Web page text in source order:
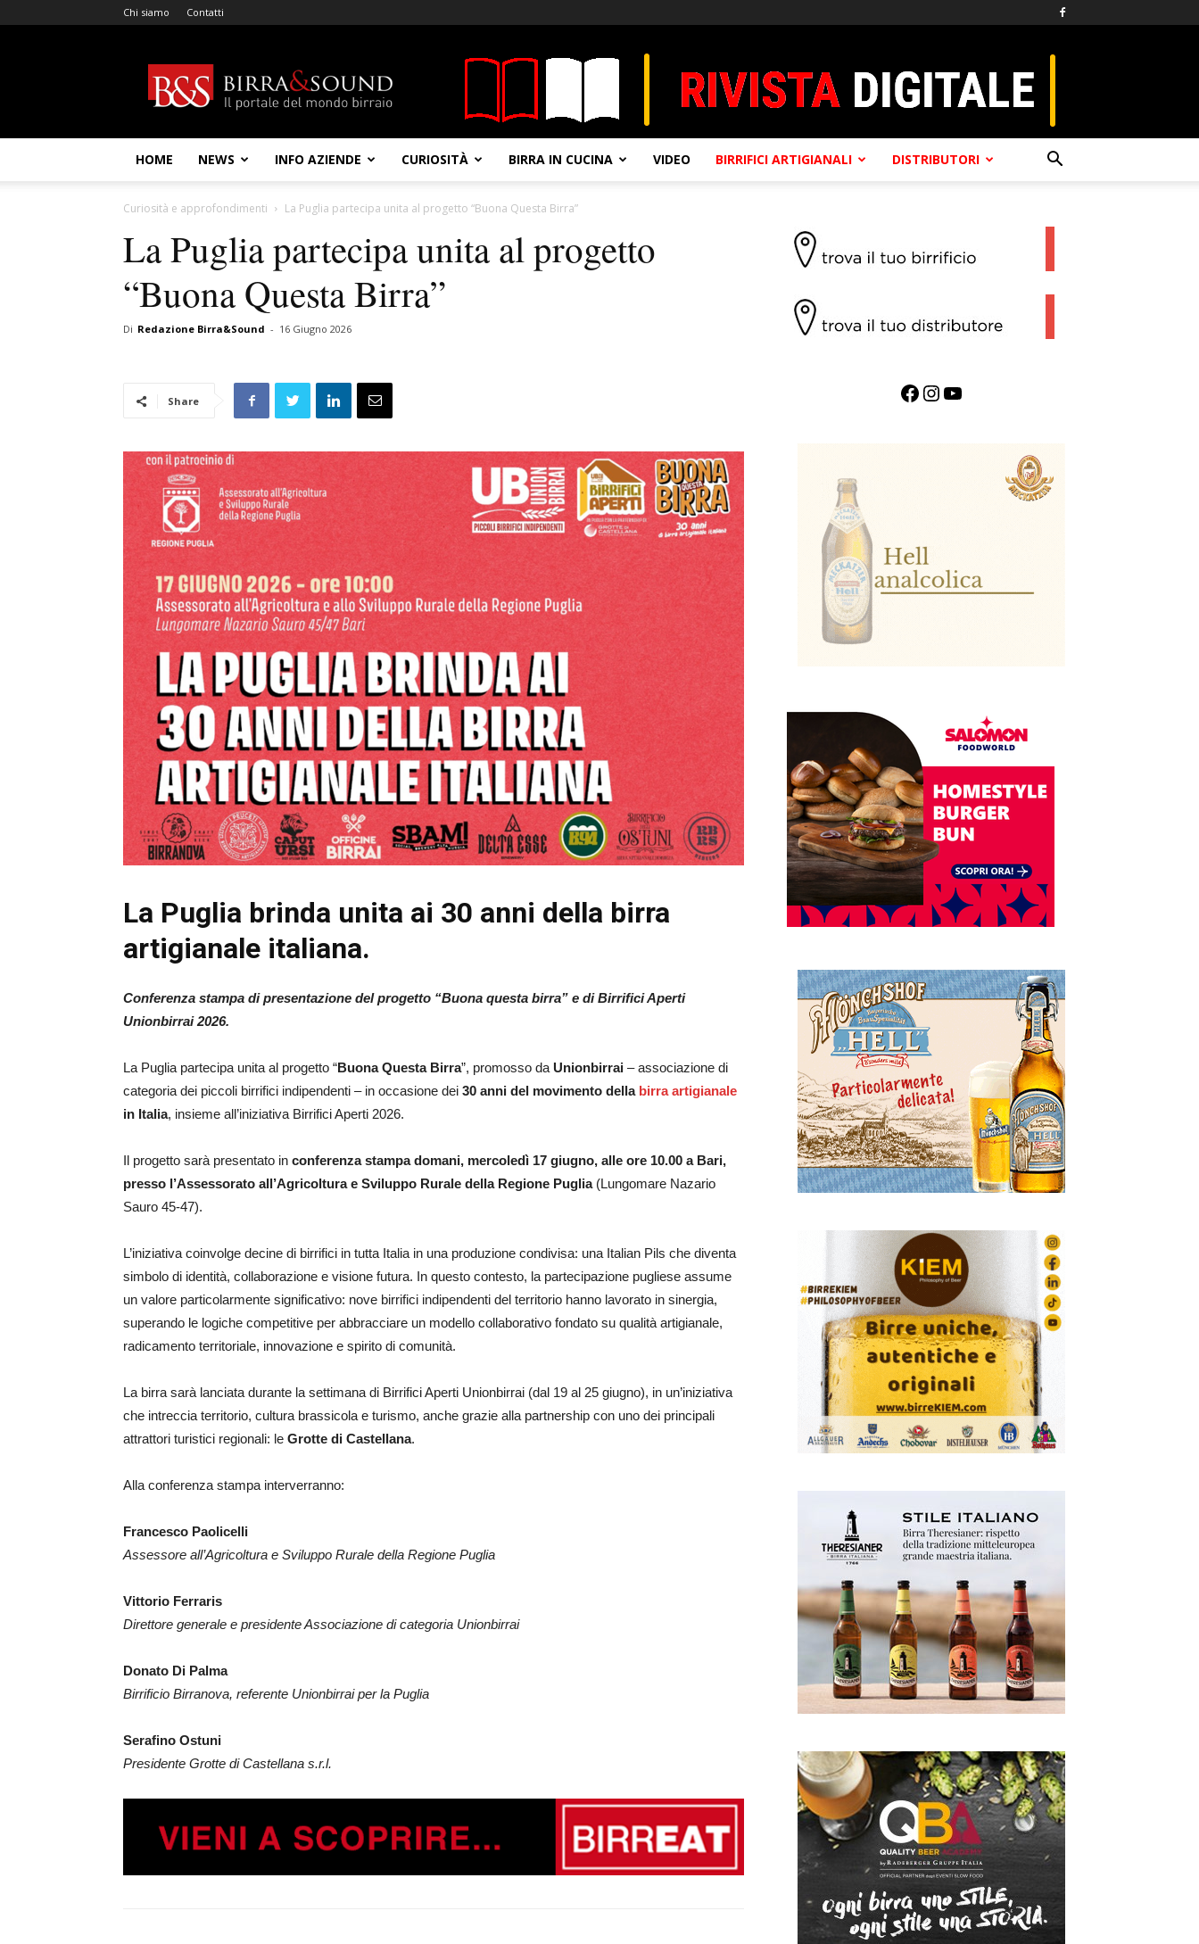
Chi siamo Contatti
&
Sound
HOME NEWS INFO AZIENDE CURIOSITÀ BIRRA IN CUCINA VIDEO BIRRIFICI ARTIGIANALI DISTRIBUTORI
Curiosità e approfondimenti La Puglia partecipa unita al progetto “Buona Questa Birra”
La Puglia partecipa unita al progetto
“Buona Questa Birra”
Di Redazione Birra&Sound - 16 Giugno 2026
Share
La Puglia brinda unita ai 30 anni della birra
artigianale italiana.
Conferenza stampa di presentazione del progetto “Buona questa birra” e di Birrifici Aperti
Unionbirrai 2026.
La Puglia partecipa unita al progetto “Buona Questa Birra”, promosso da Unionbirrai – associazione di
categoria dei piccoli birrifici indipendenti – in occasione dei 30 anni del movimento della birra artigianale
in Italia, insieme all’iniziativa Birrifici Aperti 2026.
Il progetto sarà presentato in conferenza stampa domani, mercoledì 17 giugno, alle ore 10.00 a Bari,
presso l’Assessorato all’Agricoltura e Sviluppo Rurale della Regione Puglia(Lungomare Nazario
Sauro 45-47).
L’iniziativa coinvolge decine di birrifici in tutta Italia in una produzione condivisa: una Italian Pils che diventa
simbolo di identità, collaborazione e visione futura. In questo contesto, la partecipazione pugliese assume
un valore particolarmente significativo: nove birrifici indipendenti del territorio hanno lavorato in sinergia,
superando le logiche competitive per abbracciare un modello collaborativo fondato su qualità artigianale,
radicamento territoriale, innovazione e spirito di comunità.
La birra sarà lanciata durante la settimana di Birrifici Aperti Unionbirrai (dal 19 al 25 giugno), in un’iniziativa
che intreccia territorio, cultura brassicola e turismo, anche grazie alla partnership con uno dei principali
attrattori turistici regionali: le Grotte di Castellana.
Alla conferenza stampa interverranno:
Francesco Paolicelli
Assessore all’Agricoltura e Sviluppo Rurale della Regione Puglia
Vittorio Ferraris
Direttore generale e presidente Associazione di categoria Unionbirrai
Donato Di Palma
Birrificio Birranova, referente Unionbirrai per la Puglia
Serafino Ostuni
Presidente Grotte di Castellana s.r.l.
Facebook InstagramYouTube